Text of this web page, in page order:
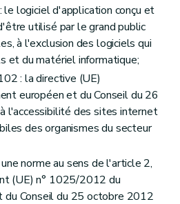
le logiciel d'application conçu et
utilisé par le grand public
à l'exclusion des logiciels qui
et du matériel informatique;
: la directive (UE)
européen et du Conseil du 26
l'accessibilité des sites internet
des organismes du secteur
norme au sens de l'article 2,
(UE) n° 1025/2012 du
du Conseil du 25 octobre 2012